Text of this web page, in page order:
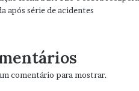
após série de acidentes
comentário para mostrar.